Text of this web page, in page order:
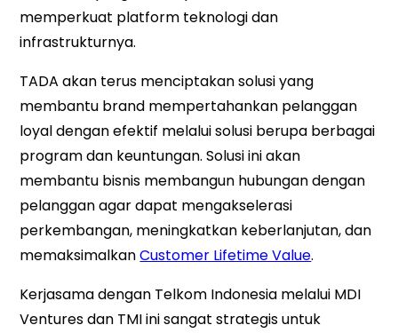
memperkuat platform teknologi dan
infrastrukturnya.
TADA akan terus menciptakan solusi yang
membantu brand mempertahankan pelanggan
loyal dengan efektif melalui solusi berupa berbagai
program dan keuntungan. Solusi ini akan
membantu bisnis membangun hubungan dengan
pelanggan agar dapat mengakselerasi
perkembangan, meningkatkan keberlanjutan, dan
memaksimalkanCustomer Lifetime Value.
Kerjasama dengan Telkom Indonesia melalui MDI
Ventures dan TMI ini sangat strategis untuk